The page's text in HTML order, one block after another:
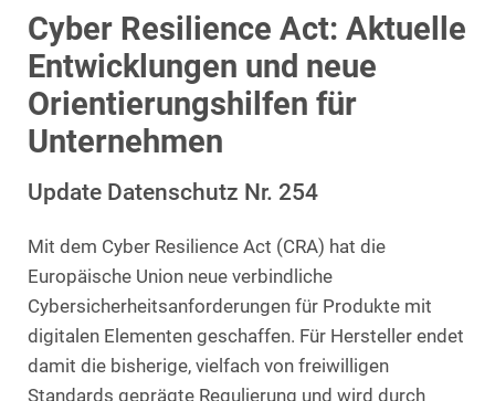
Cyber Resilience Act: Aktuelle
Entwicklungen und neue
Orientierungshilfen für
Unternehmen
Update Datenschutz Nr. 254
Mit dem Cyber Resilience Act (CRA) hat die
Europäische Union neue verbindliche
Cybersicherheitsanforderungen für Produkte mit
digitalen Elementen geschaffen. Für Hersteller endet
damit die bisherige, vielfach von freiwilligen
Standards geprägte Regulierung und wird durch